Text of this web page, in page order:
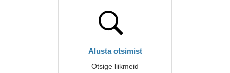
Alusta otsimist
Otsige liikmeid